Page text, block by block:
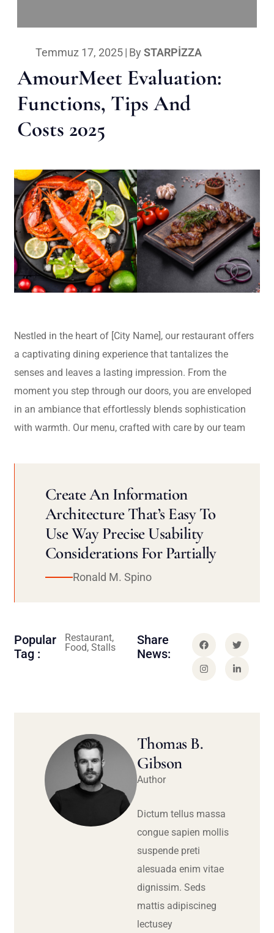
Temmuz 17, 2025| By STARPIZZA
AmourMeet Evaluation:
Functions, Tips And
Costs 2025
Nestled in the heart of [City Name], our restaurant offers
a captivating dining experience that tantalizes the
senses and leaves a lasting impression. From the
moment you step through our doors, you are enveloped
in an ambiance that effortlessly blends sophistication
with warmth. Our menu, crafted with care by our team
Create An Information
Architecture That’s Easy To
Use Way Precise Usability
Considerations For Partially
Ronald M. Spino
Popular
Tag :
Restaurant,
Food, Stalls
Share
News:
Thomas B.
Gibson
Author
Dictum tellus massa
congue sapien mollis
suspende preti
alesuada enim vitae
dignissim. Seds
mattis adipiscineg
lectusey